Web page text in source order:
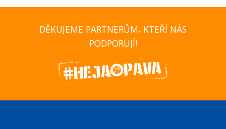
DĚKUJEME PARTNERŮM, KTEŘÍ NÁS
PODPORUJÍ!